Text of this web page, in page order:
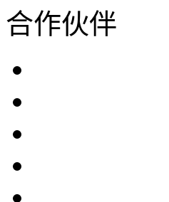
合作伙伴